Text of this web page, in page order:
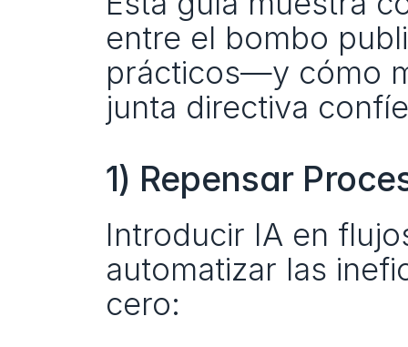
entre el bombo
prácticos—y cómo
junta directiva
1) Repensar
Introducir IA en
automatizar las
cero: